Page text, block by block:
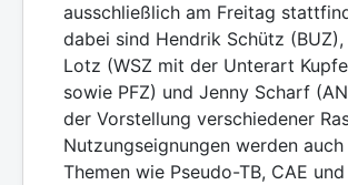
ausschließlich am Freitag
dabei sind Hendrik Schütz
Lotz (WSZ mit der Unterart
sowie PFZ) und Jenny Scharf
der Vorstellung verschiedener
Nutzungseignungen werden
Themen wie Pseudo-TB, CAE